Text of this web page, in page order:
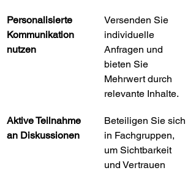
Personalisierte
Kommunikation
nutzen
Versenden Sie
individuelle
Anfragen und
bieten Sie
Mehrwert durch
relevante Inhalte.
Aktive Teilnahme
an Diskussionen
Beteiligen Sie sich
in Fachgruppen,
um Sichtbarkeit
und Vertrauen